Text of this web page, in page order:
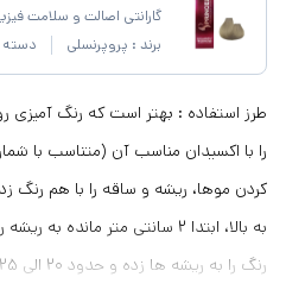
گارانتی اصالت و سلامت
برند : پروپرنسلی دسته
طرز استفاده : بهتر است که رنگ
را با اکسیدان مناسب آن (متناسب با